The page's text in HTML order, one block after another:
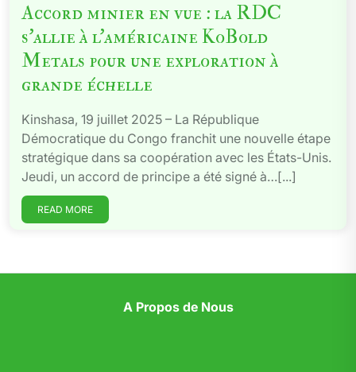
Accord minier en vue : la RDC
s’allie à l’américaine KoBold
Metals pour une exploration à
grande échelle
Kinshasa, 19 juillet 2025 – La République
Démocratique du Congo franchit une nouvelle étape
stratégique dans sa coopération avec les États-Unis.
Jeudi, un accord de principe a été signé à…[...]
READ MORE
A Propos de Nous